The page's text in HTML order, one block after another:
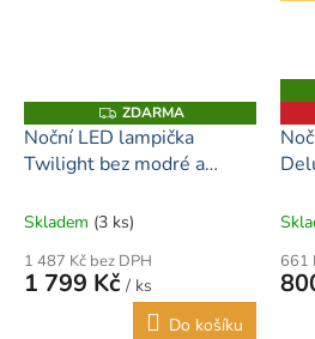
Z
D
A
R
ZDARMA
Noční LED lampička
Twilight bez modré a
Skladem (3 ks)
1 487 Kč bez DPH
1 799 Kč / ks
Do košíku
661